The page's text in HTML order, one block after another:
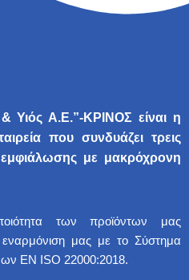
Υιός Α.Ε.”-ΚΡΙΝΟΣ είναι η
που συνδυάζει τρεις
με μακρόχρονη
των προϊόντων μας
μας με το Σύστημα
EN ISO 22000:2018.